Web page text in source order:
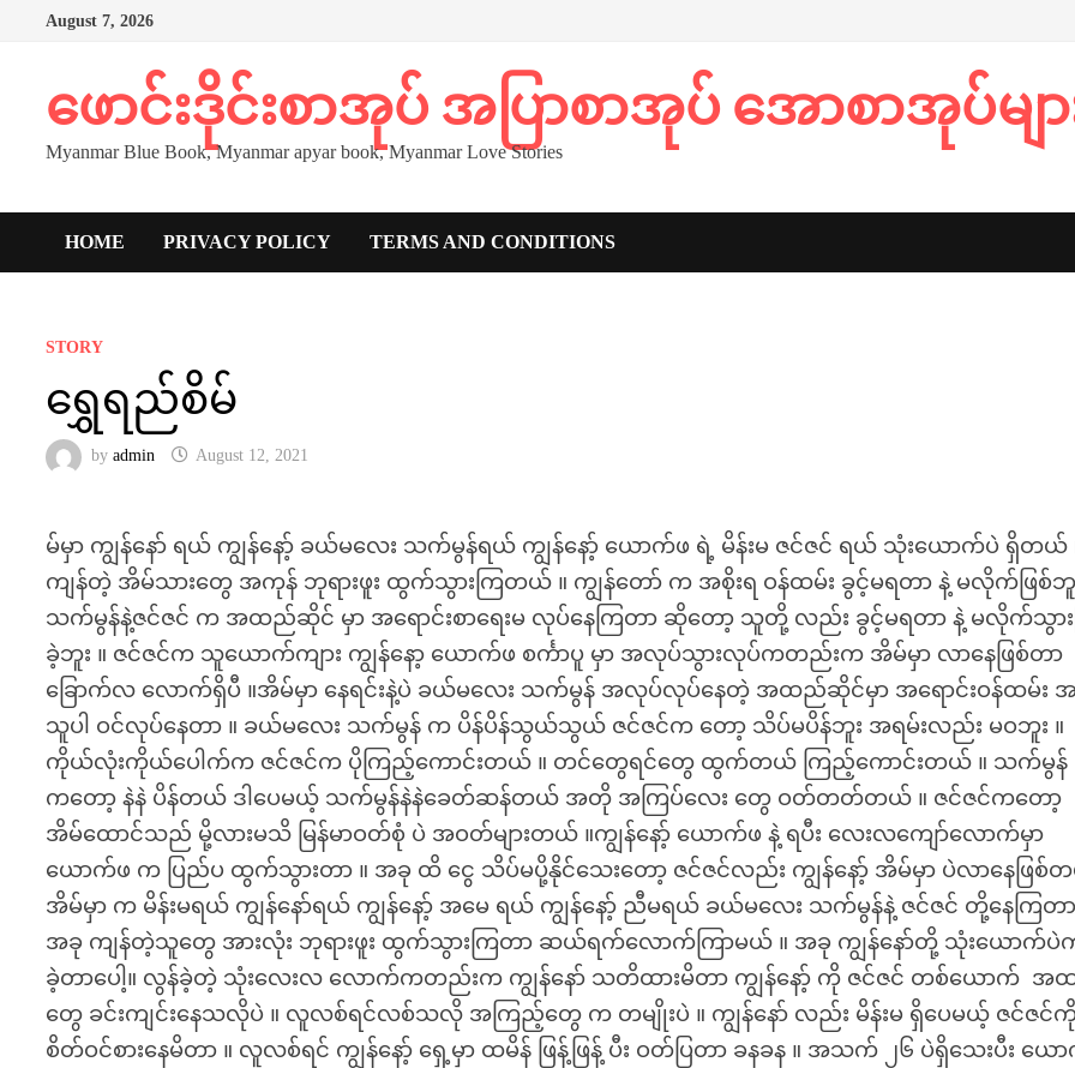
August 7, 2026
ဖောင်းဒိုင်းစာအုပ် အပြာစာအုပ် အောစာအုပ်မျာ
Myanmar Blue Book, Myanmar apyar book, Myanmar Love Stories
HOME PRIVACY POLICY TERMS AND CONDITIONS
STORY
ရွှေရည်စိမ်
byadmin August 12, 2021
မ်မှာ ကျွန်နော် ရယ် ကျွန်နော့် ခယ်မလေး သက်မွန်ရယ် ကျွန်နော့် ယောက်ဖ ရဲ့ မိန်းမ ဇင်ဇင် ရယ် သုံးယောက်ပဲ ရှိတယ်
ကျန်တဲ့ အိမ်သားတွေ အကုန် ဘုရားဖူး ထွက်သွားကြတယ် ။ ကျွန်တော် က အစိုးရ ဝန်ထမ်း ခွင့်မရတာ နဲ့ မလိုက်ဖြစ်ဘူ
သက်မွန်နဲ့ဇင်ဇင် က အထည်ဆိုင် မှာ အရောင်းစာရေးမ လုပ်နေကြတာ ဆိုတော့ သူတို့ လည်း ခွင့်မရတာ နဲ့ မလိုက်သွား
ခဲ့ဘူး ။ ဇင်ဇင်က သူယောက်ကျား ကျွန်နော့ ယောက်ဖ စင်္ကာပူ မှာ အလုပ်သွားလုပ်ကတည်းက အိမ်မှာ လာနေဖြစ်တာ
ခြောက်လ လောက်ရှိပီ ။အိမ်မှာ နေရင်းနဲ့ပဲ ခယ်မလေး သက်မွန် အလုပ်လုပ်နေတဲ့ အထည်ဆိုင်မှာ အရောင်းဝန်ထမ်း အ
သူပါ ဝင်လုပ်နေတာ ။ ခယ်မလေး သက်မွန် က ပိန်ပိန်သွယ်သွယ် ဇင်ဇင်က တော့ သိပ်မပိန်ဘူး အရမ်းလည်း မဝဘူး ။
ကိုယ်လုံးကိုယ်ပေါက်က ဇင်ဇင်က ပိုကြည့်ကောင်းတယ် ။ တင်တွေရင်တွေ ထွက်တယ် ကြည့်ကောင်းတယ် ။ သက်မွန်
ကတော့ နဲနဲ ပိန်တယ် ဒါပေမယ့် သက်မွန်နဲနဲခေတ်ဆန်တယ် အတို အကြပ်လေး တွေ ဝတ်တတ်တယ် ။ ဇင်ဇင်ကတော့
အိမ်ထောင်သည် မို့လားမသိ မြန်မာဝတ်စုံ ပဲ အဝတ်များတယ် ။ကျွန်နော့် ယောက်ဖ နဲ့ ရပီး လေးလကျော်လောက်မှာ
ယောက်ဖ က ပြည်ပ ထွက်သွားတာ ။ အခု ထိ ငွေ သိပ်မပို့နိုင်သေးတော့ ဇင်ဇင်လည်း ကျွန်နော့် အိမ်မှာ ပဲလာနေဖြစ်
အိမ်မှာ က မိန်းမရယ် ကျွန်နော်ရယ် ကျွန်နော့် အမေ ရယ် ကျွန်နော့် ညီမရယ် ခယ်မလေး သက်မွန်နဲ့ ဇင်ဇင် တို့နေကြတာ
အခု ကျန်တဲ့သူတွေ အားလုံး ဘုရားဖူး ထွက်သွားကြတာ ဆယ်ရက်လောက်ကြာမယ် ။ အခု ကျွန်နော်တို့ သုံးယောက်ပဲ
ခဲ့တာပေါ့။ လွန်ခဲ့တဲ့ သုံးလေးလ လောက်ကတည်းက ကျွန်နော် သတိထားမိတာ ကျွန်နော့် ကို ဇင်ဇင် တစ်ယောက် အ
တွေ ခင်းကျင်းနေသလိုပဲ ။ လူလစ်ရင်လစ်သလို အကြည့်တွေ က တမျိုးပဲ ။ ကျွန်နော် လည်း မိန်းမ ရှိပေမယ့် ဇင်ဇင်
စိတ်ဝင်စားနေမိတာ ။ လူလစ်ရင် ကျွန်နော့် ရှေ့မှာ ထမိန် ဖြန့်ဖြန့် ပီး ဝတ်ပြတာ ခနခန ။ အသက် ၂၆ ပဲရှိသေးပီး ယော